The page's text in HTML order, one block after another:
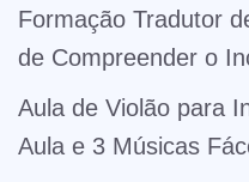
Formação Tradutor
de Compreender o
Aula de Violão para
Aula e 3 Músicas